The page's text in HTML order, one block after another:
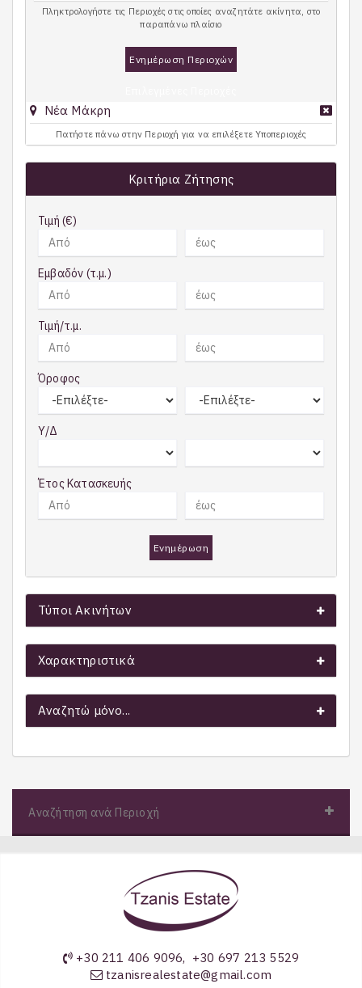
Πληκτρολογήστε τις Περιοχές στις οποίες αναζητάτε ακίνητα, στο
παραπάνω πλαίσιο
Ενημέρωση Περιοχών
Νέα Μάκρη
Πατήστε πάνω στην Περιοχή για να επιλέξετε Υποπεριοχές
Κριτήρια Ζήτησης
Τιμή (€)
Εμβαδόν (τ.μ.)
Τιμή/τ.μ.
Όροφος
Υ/Δ
Έτος Κατασκευής
Ενημέρωση
Τύποι Ακινήτων
Χαρακτηριστικά
Αναζητώ μόνο...
Αναζήτηση ανά Περιοχή
+30 211 406 9096, +30 697 213 5529
tzanisrealestate@gmail.com